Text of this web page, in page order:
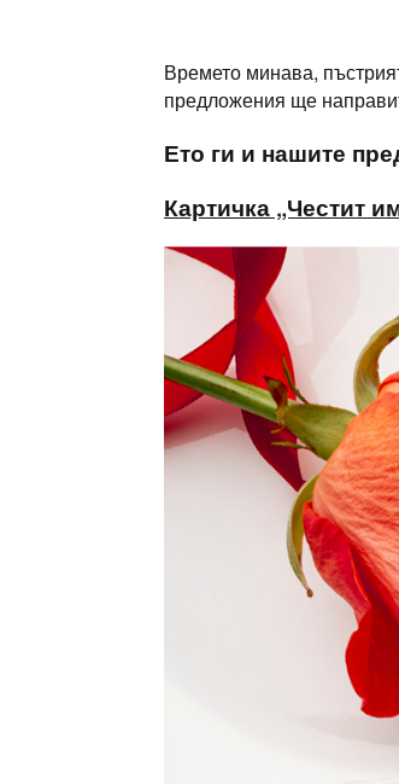
Времето минава,
предложения ще
Ето ги и нашите
Картичка „Честит